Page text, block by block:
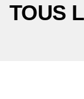
TOUS